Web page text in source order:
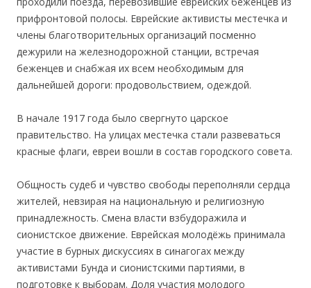
прифронтовой полосы. Еврейские активисты местечка и
члены благотворительных организаций посменно
дежурили на железнодорожной станции, встречая
беженцев и снабжая их всем необходимым для
дальнейшей дороги: продовольствием, одеждой.
В начале 1917 года было свергнуто царское
правительство. На улицах местечка стали развеваться
красные флаги, евреи вошли в состав городского совета.
Общность судеб и чувство свободы переполняли сердца
жителей, невзирая на национальную и религиозную
принадлежность. Смена власти взбудоражила и
сионистское движение. Еврейская молодёжь принимала
участие в бурных дискуссиях в синагогах между
активистами Бунда и сионистскими партиями, в
подготовке к выборам. Доля участия молодого